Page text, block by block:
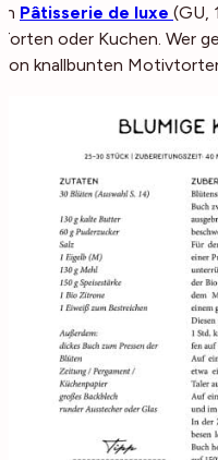
In Pâtisserie de luxe (GU,
Torten oder Kuchen. Wer
von knallbunten